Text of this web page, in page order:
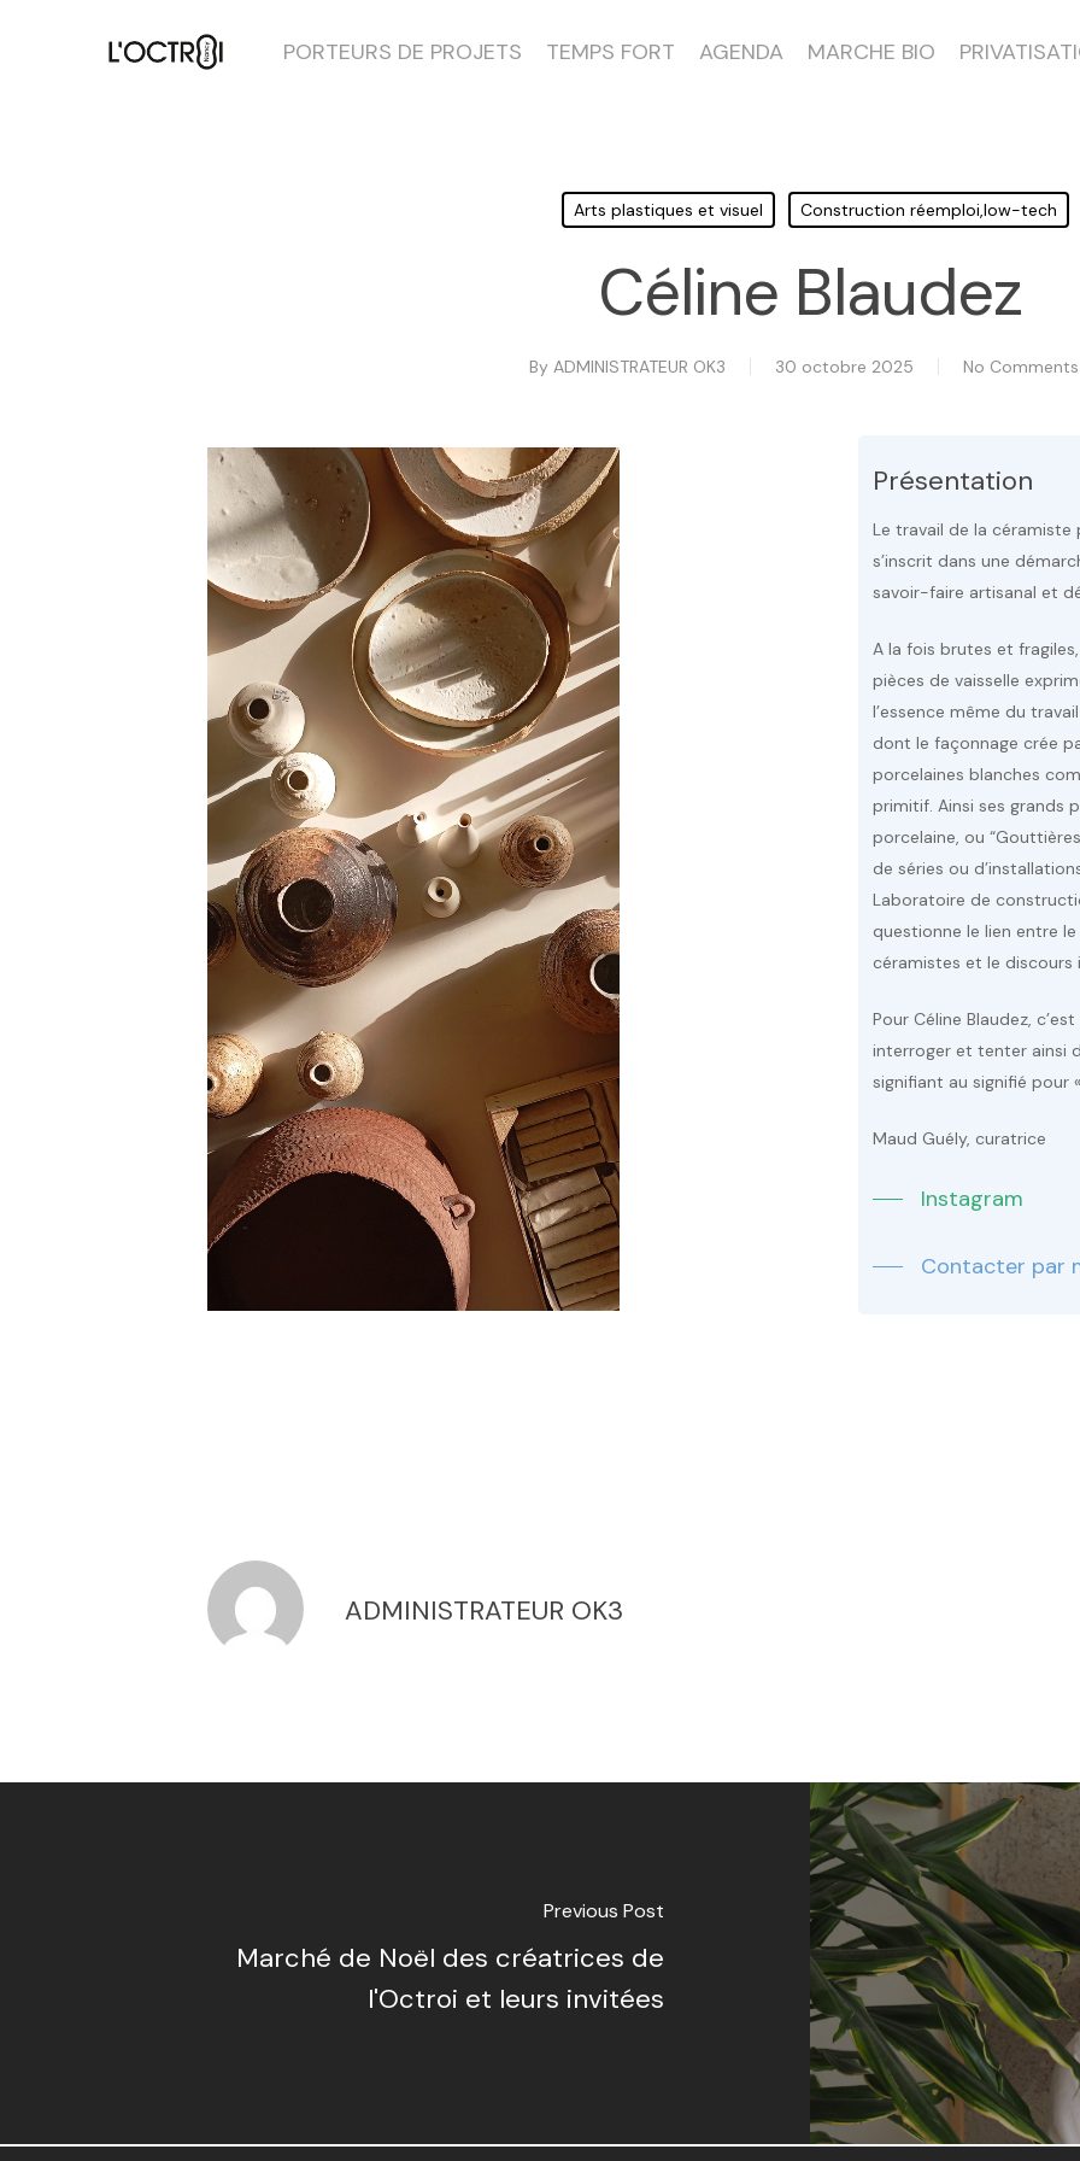
Hit enter to search or ESC to close
PORTEURS DE PROJETS TEMPS FORT AGENDA MARCHE BIO
Arts plastiques et visuel Construction réemploi,low-tech
Céline Blaudez
By ADMINISTRATEUR OK3 30 octobre 2025 No Comments
Présentation
Le travail de la céramiste
s’inscrit dans une
savoir-faire artisanal et
A la fois brutes et
pièces de vaisselle
l’essence même du
dont le façonnage crée
porcelaines blanches
primitif. Ainsi ses grands
porcelaine, ou
de séries ou
Laboratoire de
questionne le lien entre
céramistes et le discours
Pour Céline Blaudez,
interroger et tenter ainsi
signifiant au signifié pour
Maud Guély, curatrice
Instagram
Contacter par
ADMINISTRATEUR OK3
Previous Post
Marché de Noël des créatrices de
l'Octroi et leurs invitées